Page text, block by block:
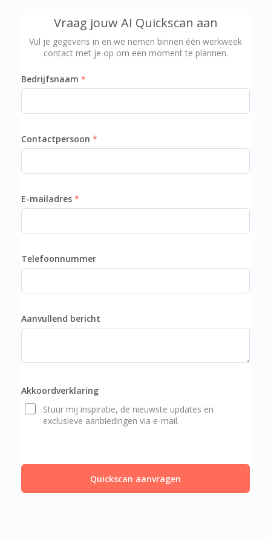
Vraag jouw AI Quickscan aan
Vul je gegevens in en we nemen binnen één werkweek
contact met je op om een moment te plannen.
Bedrijfsnaam
Contactpersoon
E-mailadres
Telefoonnummer
Aanvullend bericht
Akkoordverklaring
Stuur mij inspiratie, de nieuwste updates en
exclusieve aanbiedingen via e-mail.
Quickscan aanvragen